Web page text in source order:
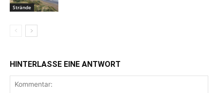
Strände
HINTERLASSE EINE ANTWORT